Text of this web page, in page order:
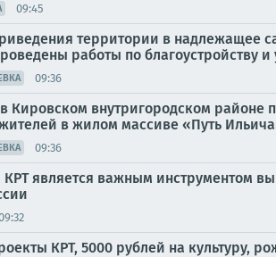
09:45
территории в надлежащее
работы по благоустройству
09:36
в Кировском внутригородском
в жилом массиве «Путь
09:36
является важным инструментом
КРТ, 5000 рублей на культуру,